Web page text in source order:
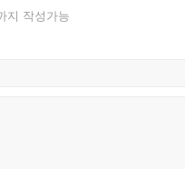
지 작성가능